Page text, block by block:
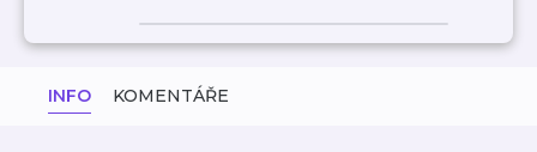
INFO KOMENTÁŘE